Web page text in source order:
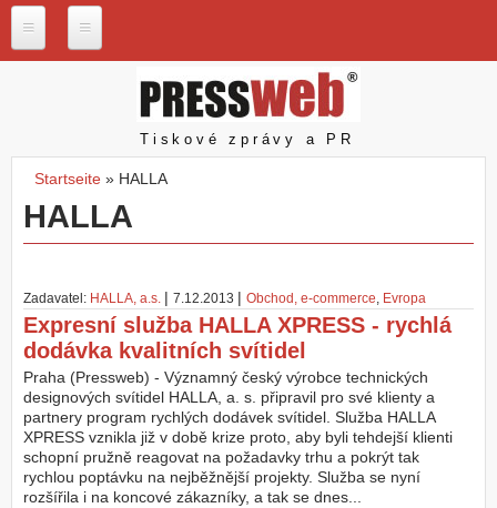
P
e
b
.
c
N
a
š
e
s
l
u
ž
b
y
Pressweb
Tiskové zprávy a PR
Sie sind hier
Startseite » HALLA
HALLA
Zadavatel: HALLA, a.s. | 7.12.2013 | Obchod, e-commerce, Evropa
Expresní služba HALLA XPRESS - rychlá
dodávka kvalitních svítidel
Praha (Pressweb) - Významný český výrobce technických
designových svítidel HALLA, a. s. připravil pro své klienty a
partnery program rychlých dodávek svítidel. Služba HALLA
XPRESS vznikla již v době krize proto, aby byli tehdejší klienti
schopní pružně reagovat na požadavky trhu a pokrýt tak
rychlou poptávku na nejběžnější projekty. Služba se nyní
rozšířila i na koncové zákazníky, a tak se dnes...